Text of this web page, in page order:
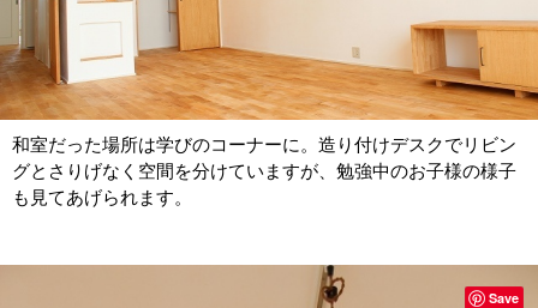
和室だった場所は学びのコーナーに。造り付けデスクでリビン
グとさりげなく空間を分けていますが、勉強中のお子様の様子
も見てあげられます。
Save